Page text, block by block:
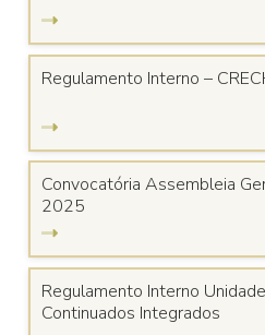
Regulamento Interno –
Convocatória Assembleia
2025
Regulamento Interno
Continuados Integrados